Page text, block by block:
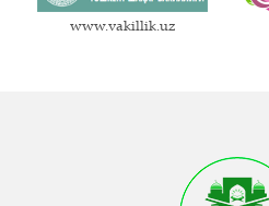
www.vakillik.uz